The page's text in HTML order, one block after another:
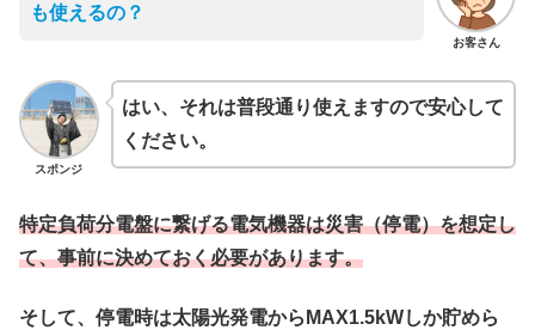
お客さん
も使えるの？
スポンジ
はい、それは普段通り使えますので安心して
ください。
特定負荷分電盤に繋げる電気機器は災害（停電）を想定し
て、事前に決めておく必要があります。
そして、停電時は太陽光発電からMAX1.5kWしか貯めら